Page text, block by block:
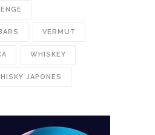
VERMUT
WHISKEY
JAPONES